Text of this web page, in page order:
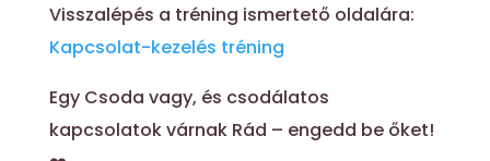
Visszalépés a tréning ismertető oldalára:
Kapcsolat-kezelés tréning
Egy Csoda vagy, és csodálatos
kapcsolatok várnak Rád – engedd be őket!